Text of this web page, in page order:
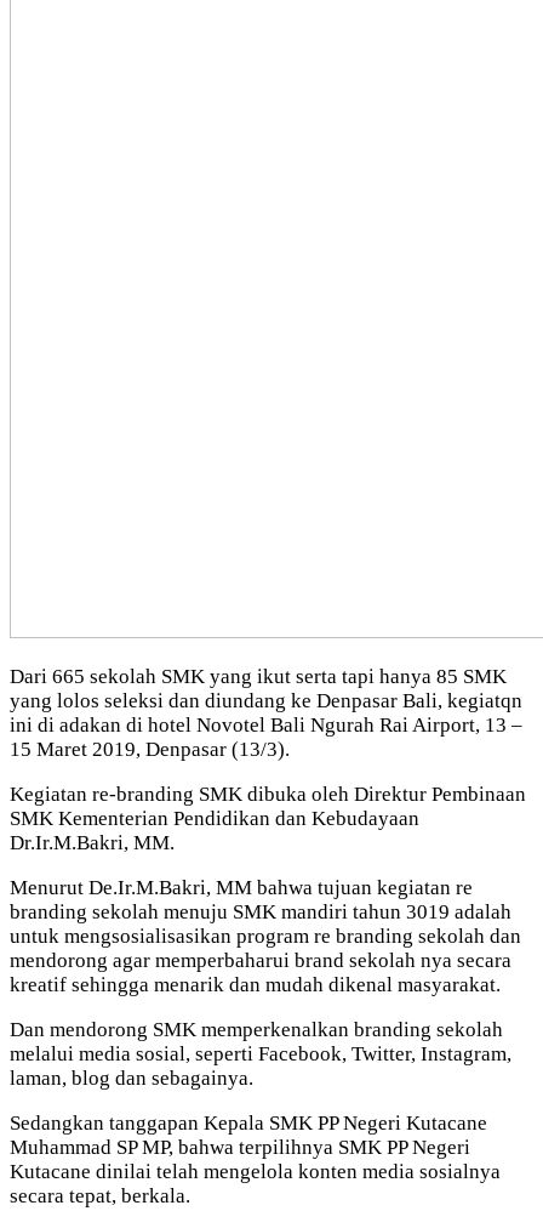
Dari 665 sekolah SMK yang ikut serta tapi hanya 85 SMK
yang lolos seleksi dan diundang ke Denpasar Bali, kegiatqn
ini di adakan di hotel Novotel Bali Ngurah Rai Airport, 13 –
15 Maret 2019, Denpasar (13/3).
Kegiatan re-branding SMK dibuka oleh Direktur Pembinaan
SMK Kementerian Pendidikan dan Kebudayaan
Dr.Ir.M.Bakri, MM.
Menurut De.Ir.M.Bakri, MM bahwa tujuan kegiatan re
branding sekolah menuju SMK mandiri tahun 3019 adalah
untuk mengsosialisasikan program re branding sekolah dan
mendorong agar memperbaharui brand sekolah nya secara
kreatif sehingga menarik dan mudah dikenal masyarakat.
Dan mendorong SMK memperkenalkan branding sekolah
melalui media sosial, seperti Facebook, Twitter, Instagram,
laman, blog dan sebagainya.
Sedangkan tanggapan Kepala SMK PP Negeri Kutacane
Muhammad SP MP, bahwa terpilihnya SMK PP Negeri
Kutacane dinilai telah mengelola konten media sosialnya
secara tepat, berkala.